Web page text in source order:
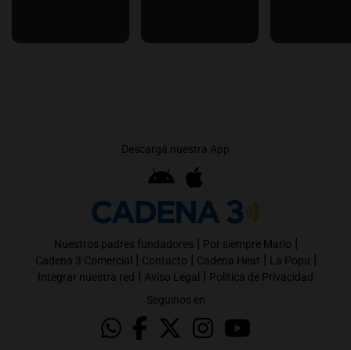
Descargá nuestra App
Nuestros padres fundadores | Por siempre Mario |
Cadena 3 Comercial | Contacto | Cadena Heat | La Popu |
Integrar nuestra red | Aviso Legal | Política de Privacidad
Seguinos en